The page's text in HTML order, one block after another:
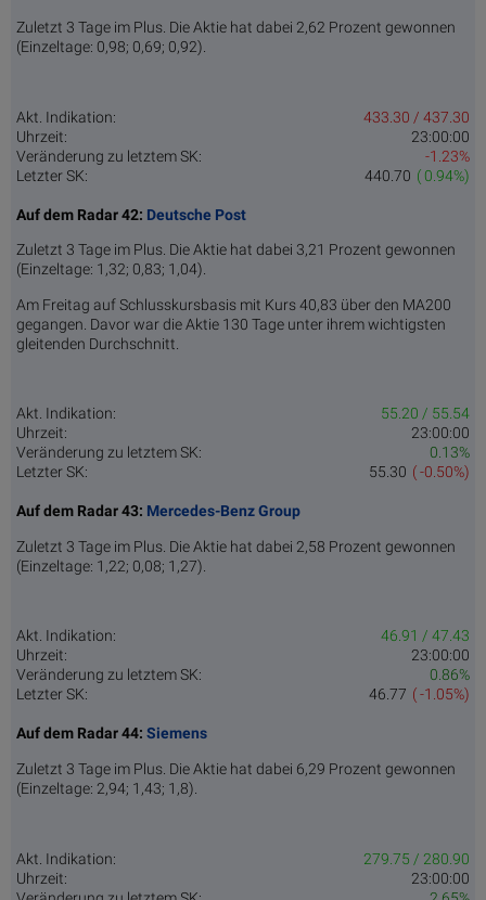
Zuletzt 3 Tage im Plus. Die Aktie hat dabei 2,62 Prozent gewonnen
(Einzeltage: 0,98; 0,69; 0,92).
Akt. Indikation:
433.30 / 437.30
Uhrzeit:
23:00:00
Veränderung zu letztem SK:
-1.23%
Letzter SK:
( 0.94%)
440.70
Auf dem Radar 42: Deutsche Post
Zuletzt 3 Tage im Plus. Die Aktie hat dabei 3,21 Prozent gewonnen
(Einzeltage: 1,32; 0,83; 1,04).
Am Freitag auf Schlusskursbasis mit Kurs 40,83 über den MA200
gegangen. Davor war die Aktie 130 Tage unter ihrem wichtigsten
gleitenden Durchschnitt.
Akt. Indikation:
55.20 / 55.54
Uhrzeit:
23:00:00
Veränderung zu letztem SK:
0.13%
Letzter SK:
( -0.50%)
55.30
Auf dem Radar 43: Mercedes-Benz Group
Zuletzt 3 Tage im Plus. Die Aktie hat dabei 2,58 Prozent gewonnen
(Einzeltage: 1,22; 0,08; 1,27).
Akt. Indikation:
46.91 / 47.43
Uhrzeit:
23:00:00
Veränderung zu letztem SK:
0.86%
Letzter SK:
( -1.05%)
46.77
Auf dem Radar 44: Siemens
Zuletzt 3 Tage im Plus. Die Aktie hat dabei 6,29 Prozent gewonnen
(Einzeltage: 2,94; 1,43; 1,8).
Akt. Indikation:
279.75 / 280.90
Uhrzeit:
23:00:00